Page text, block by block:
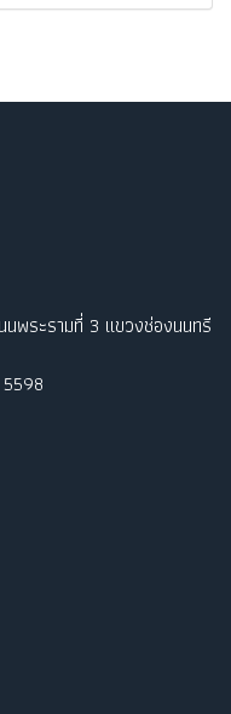
พระรามที่ 3 แขวงช่องนนทรี